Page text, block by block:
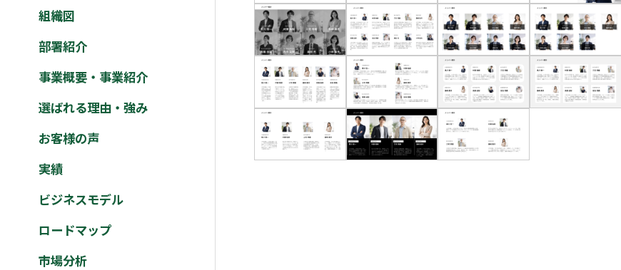
組織図
部署紹介
事業概要・事業紹介
選ばれる理由・強み
お客様の声
実績
ビジネスモデル
ロードマップ
市場分析